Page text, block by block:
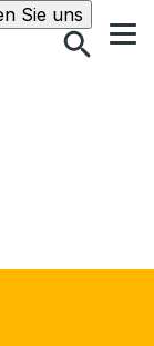
Sie unsSuche